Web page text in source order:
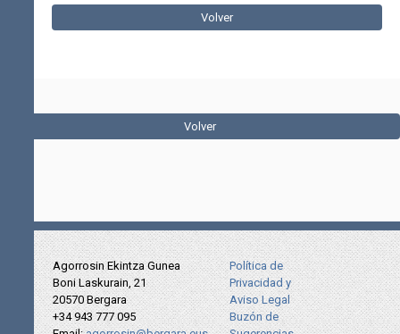
Volver
Volver
Agorrosin Ekintza Gunea
Boni Laskurain, 21
20570 Bergara
+34 943 777 095
Política de
Privacidad y
Aviso Legal
Buzón de